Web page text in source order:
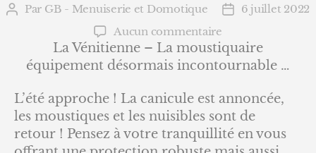
Auteur
Par GB - Menuiserie et Domotique
Date
l’article
6 juillet 2022
Aucun commentairesur
La
Vénitienne
La moustiquaire
équipement
désormais
incontournable
La Vénitienne – La moustiquaire
équipement désormais incontournable …
L’été approche ! La canicule est annoncée,
les moustiques et les nuisibles sont de
retour ! Pensez à votre tranquillité en vous